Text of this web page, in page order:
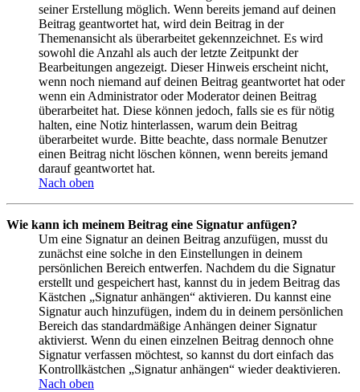
seiner Erstellung möglich. Wenn bereits jemand auf deinen
Beitrag geantwortet hat, wird dein Beitrag in der
Themenansicht als überarbeitet gekennzeichnet. Es wird
sowohl die Anzahl als auch der letzte Zeitpunkt der
Bearbeitungen angezeigt. Dieser Hinweis erscheint nicht,
wenn noch niemand auf deinen Beitrag geantwortet hat oder
wenn ein Administrator oder Moderator deinen Beitrag
überarbeitet hat. Diese können jedoch, falls sie es für nötig
halten, eine Notiz hinterlassen, warum dein Beitrag
überarbeitet wurde. Bitte beachte, dass normale Benutzer
einen Beitrag nicht löschen können, wenn bereits jemand
darauf geantwortet hat.
Nach oben
Wie kann ich meinem Beitrag eine Signatur anfügen?
Um eine Signatur an deinen Beitrag anzufügen, musst du
zunächst eine solche in den Einstellungen in deinem
persönlichen Bereich entwerfen. Nachdem du die Signatur
erstellt und gespeichert hast, kannst du in jedem Beitrag das
Kästchen „Signatur anhängen“ aktivieren. Du kannst eine
Signatur auch hinzufügen, indem du in deinem persönlichen
Bereich das standardmäßige Anhängen deiner Signatur
aktivierst. Wenn du einen einzelnen Beitrag dennoch ohne
Signatur verfassen möchtest, so kannst du dort einfach das
Kontrollkästchen „Signatur anhängen“ wieder deaktivieren.
Nach oben